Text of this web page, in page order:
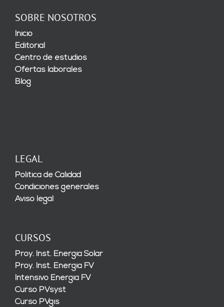
SOBRE NOSOTROS
Inicio
Editorial
Centro de estudios
Ofertas laborales
Blog
LEGAL
Política de Calidad
Condiciones generales
Aviso legal
CURSOS
Proy. Inst. Energía Solar
Proy. Inst. Energía FV
Intensivo Energía FV
Curso PVsyst
Curso PVgis